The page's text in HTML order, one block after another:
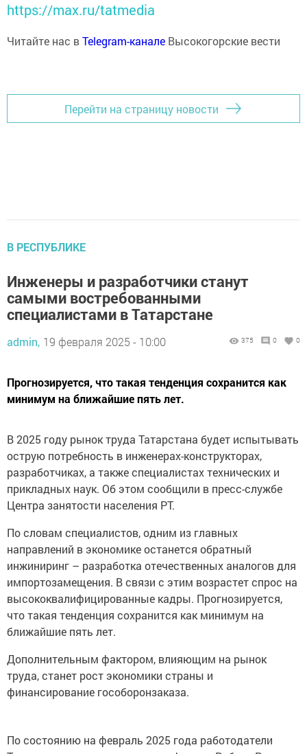
https://max.ru/tatmedia
Читайте нас вTelegram-канале Высокогорские вести
Перейти на страницу новости
В РЕСПУБЛИКЕ
Инженеры и разработчики станут
самыми востребованными
специалистами в Татарстане
admin, 19 февраля 2025 - 10:00 375 0 0
Прогнозируется, что такая тенденция сохранится как
минимум на ближайшие пять лет.
В 2025 году рынок труда Татарстана будет испытывать
острую потребность в инженерах-конструкторах,
разработчиках, а также специалистах технических и
прикладных наук. Об этом сообщили в пресс-службе
Центра занятости населения РТ.
По словам специалистов, одним из главных
направлений в экономике останется обратный
инжиниринг – разработка отечественных аналогов для
импортозамещения. В связи с этим возрастет спрос на
высококвалифицированные кадры. Прогнозируется,
что такая тенденция сохранится как минимум на
ближайшие пять лет.
Дополнительным фактором, влияющим на рынок
труда, станет рост экономики страны и
финансирование гособоронзаказа.
По состоянию на февраль 2025 года работодатели